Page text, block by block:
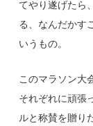
てやり遂げたら
る、なんだかす
いうもの。
このマラソン大
それぞれに頑張
ルと称賛を贈り